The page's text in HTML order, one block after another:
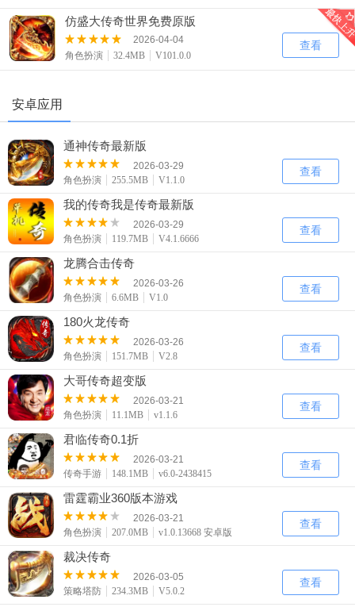
仿盛大传奇世界免费原版
2026-04-04
角色扮演
32.4MB V101.0.0
查看
安卓应用
通神传奇最新版
2026-03-29
角色扮演
255.5MB V1.1.0
查看
我的传奇我是传奇最新版
2026-03-29
角色扮演
119.7MB V4.1.6666
查看
龙腾合击传奇
2026-03-26
角色扮演
6.6MB V1.0
查看
180火龙传奇
2026-03-26
角色扮演
151.7MB V2.8
查看
大哥传奇超变版
2026-03-21
角色扮演
11.1MB v1.1.6
查看
君临传奇0.1折
2026-03-21
传奇手游
148.1MB v6.0-2438415
查看
雷霆霸业360版本游戏
2026-03-21
角色扮演
207.0MB v1.0.13668 安卓版
查看
裁决传奇
2026-03-05
策略塔防
234.3MB V5.0.2
查看